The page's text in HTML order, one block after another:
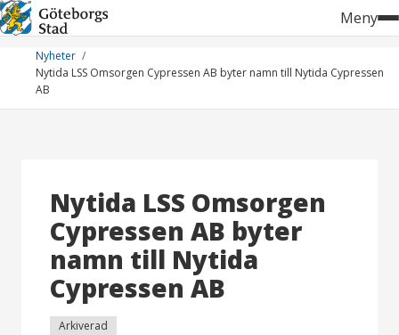
Hoppa
till
innehåll
Meny
Nyheter
Nytida LSS Omsorgen Cypressen AB byter namn till Nytida Cypressen
AB
Nytida LSS Omsorgen
Cypressen AB byter
namn till Nytida
Cypressen AB
Arkiverad